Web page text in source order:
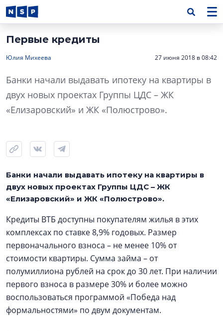
Первые кредиты
Юлия Михеева 27 июня 2018 в 08:42
Банки начали выдавать ипотеку на квартиры в
двух новых проектах Группы ЦДС – ЖК
«Елизаровский» и ЖК «Полюстрово».
Банки начали выдавать ипотеку на квартиры в
двух новых проектах Группы ЦДС – ЖК
«Елизаровский» и ЖК «Полюстрово».
Кредиты ВТБ доступны покупателям жилья в этих
комплексах по ставке 8,9% годовых. Размер
первоначального взноса – не менее 10% от
стоимости квартиры. Сумма займа – от
полумиллиона рублей на срок до 30 лет. При наличии
первого взноса в размере 30% и более можно
воспользоваться программой «Победа над
формальностями» по двум документам.